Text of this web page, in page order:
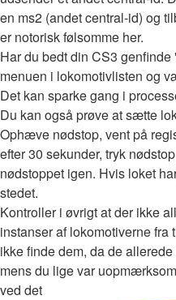
en ms2 (andet central-id) og
er notorisk følsomme her.
Har du bedt din CS3
menuen i lokomotivlisten og
Det kan sparke gang i
Du kan også prøve at sætte
Ophæve nødstop, vent på
efter 30 sekunder, tryk
nødstoppet igen. Hvis loket
stedet.
Kontroller i øvrigt at der ikke
instanser af lokomotiverne fra
ikke finde dem, da de
mens du lige var
ved det